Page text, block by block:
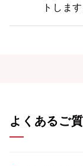
トします
よくあるご